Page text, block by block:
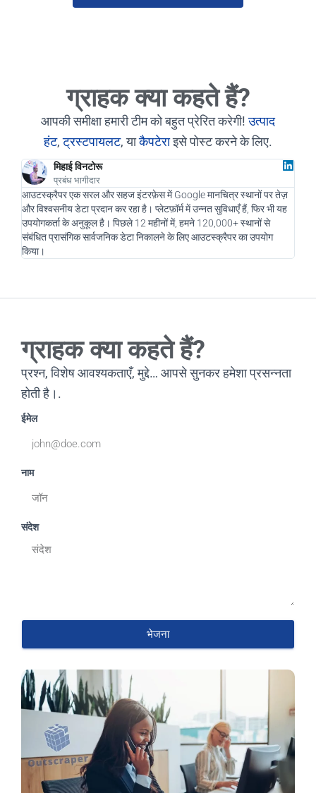
ग्राहक क्या कहते हैं?
आपकी समीक्षा हमारी टीम को बहुत प्रेरित करेगी!उत्पाद
हंट,ट्रस्टपायलट, याकैपटेराइसे पोस्ट करने के लिए.
मिहाई विनटोरू
प्रबंध भागीदार
आउटस्क्रैपर एक सरल और सहज इंटरफ़ेस में Google मानचित्र स्थानों पर तेज़
और विश्वसनीय डेटा प्रदान कर रहा है। प्लेटफ़ॉर्म में उन्नत सुविधाएँ हैं, फिर भी यह
उपयोगकर्ता के अनुकूल है। पिछले 12 महीनों में, हमने 120,000+ स्थानों से
संबंधित प्रासंगिक सार्वजनिक डेटा निकालने के लिए आउटस्क्रैपर का उपयोग
किया।
ग्राहक क्या कहते हैं?
प्रश्न, विशेष आवश्यकताएँ, मुद्दे… आपसे सुनकर हमेशा प्रसन्नता
होती है।.
ईमेल
नाम
संदेश
भेजना